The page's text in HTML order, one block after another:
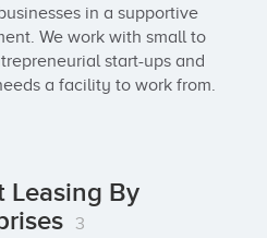
in a supportive
We work with small to
start-ups and
a facility to work from.
Leasing By
3